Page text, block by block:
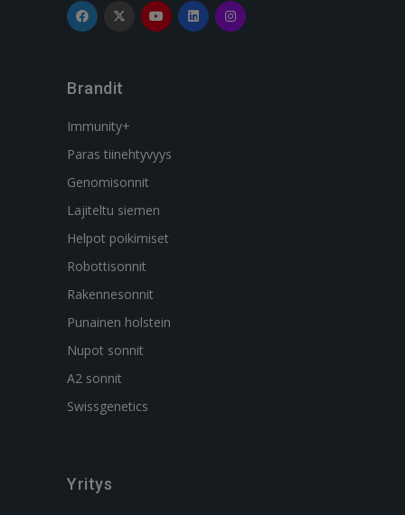
Brandit
Immunity+
Paras tiinehtyvyys
Genomisonnit
Lajiteltu siemen
Helpot poikimiset
Robottisonnit
Rakennesonnit
Punainen holstein
Nupot sonnit
A2 sonnit
Swissgenetics
Yritys